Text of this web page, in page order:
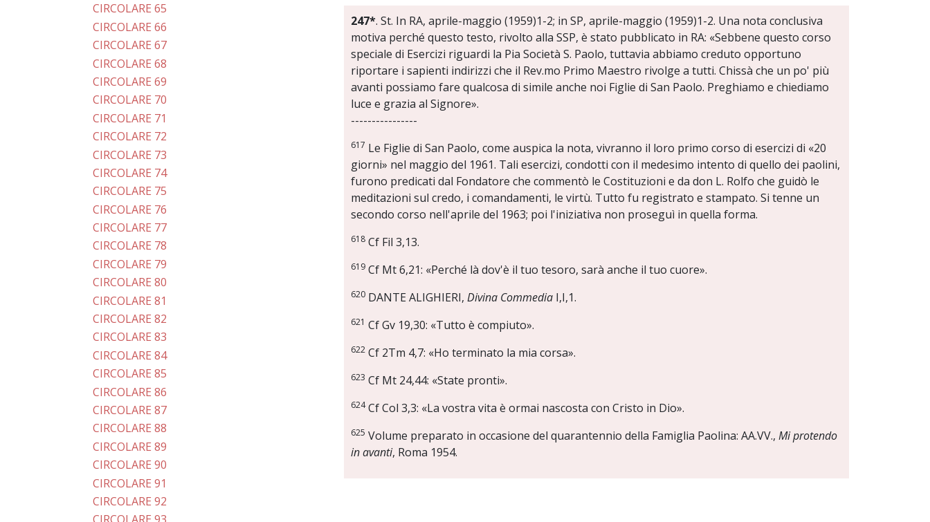
CIRCOLARE 65
CIRCOLARE 66
CIRCOLARE 67
CIRCOLARE 68
CIRCOLARE 69
CIRCOLARE 70
CIRCOLARE 71
CIRCOLARE 72
CIRCOLARE 73
CIRCOLARE 74
CIRCOLARE 75
CIRCOLARE 76
CIRCOLARE 77
CIRCOLARE 78
CIRCOLARE 79
CIRCOLARE 80
CIRCOLARE 81
CIRCOLARE 82
CIRCOLARE 83
CIRCOLARE 84
CIRCOLARE 85
CIRCOLARE 86
CIRCOLARE 87
CIRCOLARE 88
CIRCOLARE 89
CIRCOLARE 90
CIRCOLARE 91
CIRCOLARE 92
247*. St. In RA, aprile-maggio (1959)1-2; in SP, aprile-maggio (1959)1-2. Una nota conclusiva
motiva perché questo testo, rivolto alla SSP, è stato pubblicato in RA: «Sebbene questo corso
speciale di Esercizi riguardi la Pia Società S. Paolo, tuttavia abbiamo creduto opportuno
riportare i sapienti indirizzi che il Rev.mo Primo Maestro rivolge a tutti. Chissà che un po' più
avanti possiamo fare qualcosa di simile anche noi Figlie di San Paolo. Preghiamo e chiediamo
luce e grazia al Signore».
----------------
617 Le Figlie di San Paolo, come auspica la nota, vivranno il loro primo corso di esercizi di «20
giorni» nel maggio del 1961. Tali esercizi, condotti con il medesimo intento di quello dei paolini,
furono predicati dal Fondatore che commentò le Costituzioni e da don L. Rolfo che guidò le
meditazioni sul credo, i comandamenti, le virtù. Tutto fu registrato e stampato. Si tenne un
secondo corso nell'aprile del 1963; poi l'iniziativa non proseguì in quella forma.
618Cf Fil 3,13.
619Cf Mt 6,21: «Perché là dov'è il tuo tesoro, sarà anche il tuo cuore».
620DANTE ALIGHIERI, Divina CommediaI,I,1.
621 Cf Gv 19,30: «Tutto è compiuto».
622Cf 2Tm 4,7: «Ho terminato la mia corsa».
623 Cf Mt 24,44: «State pronti».
624Cf Col 3,3: «La vostra vita è ormai nascosta con Cristo in Dio».
625 Volume preparato in occasione del quarantennio della Famiglia Paolina: AA.VV., Mi protendo
in avanti, Roma 1954.